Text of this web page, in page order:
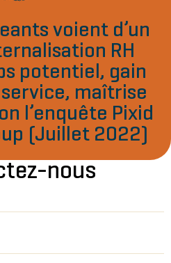
voient d’un
RH
potentiel, gain
maîtrise
l’enquête Pixid
(Juillet 2022)
nous